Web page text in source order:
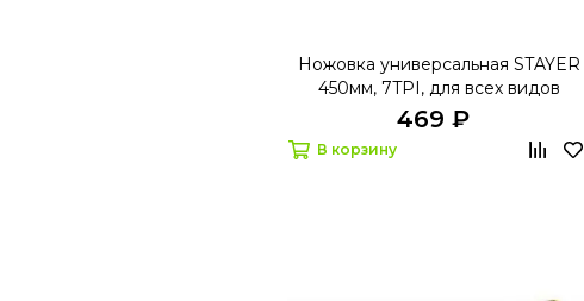
Ножовка универсальная STAYER
450мм, 7TPI, для всех видов
материалов
469 ₽
В корзину